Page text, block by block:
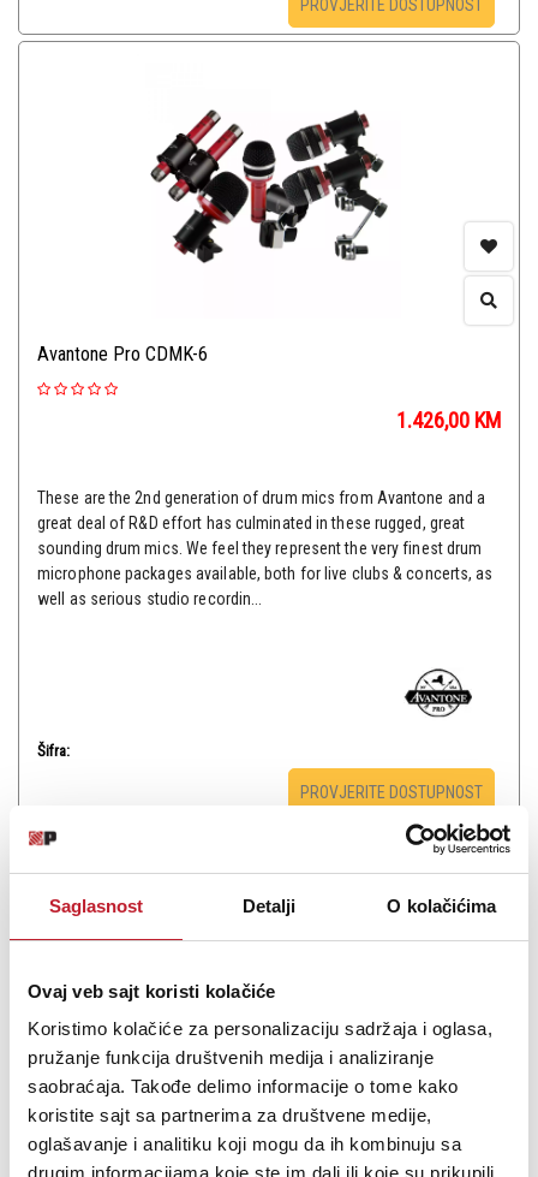
Saglasnost Detalji O kolačićima
Ovaj veb sajt koristi kolačiće
Koristimo kolačiće za personalizaciju sadržaja i oglasa,
pružanje funkcija društvenih medija i analiziranje
saobraćaja. Takođe delimo informacije o tome kako
koristite sajt sa partnerima za društvene medije,
oglašavanje i analitiku koji mogu da ih kombinuju sa
drugim informacijama koje ste im dali ili koje su prikupili
PROVJERITE DOSTUPNOST
Avantone Pro CDMK-6
1.426,00 KM
These are the 2nd generation of drum mics from Avantone and a
great deal of R&D effort has culminated in these rugged, great
sounding drum mics. We feel they represent the very finest drum
microphone packages available, both for live clubs & concerts, as
well as serious studio recordin...
Šifra:
PROVJERITE DOSTUPNOST
Avantone Pro CDMK-7